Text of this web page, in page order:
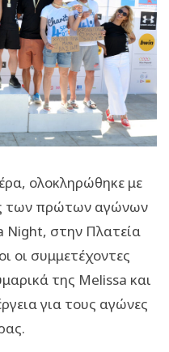
ολοκληρώθηκε με
των πρώτων αγώνων
Night, στην Πλατεία
οι συμμετέχοντες
της Melissa και
για τους αγώνες